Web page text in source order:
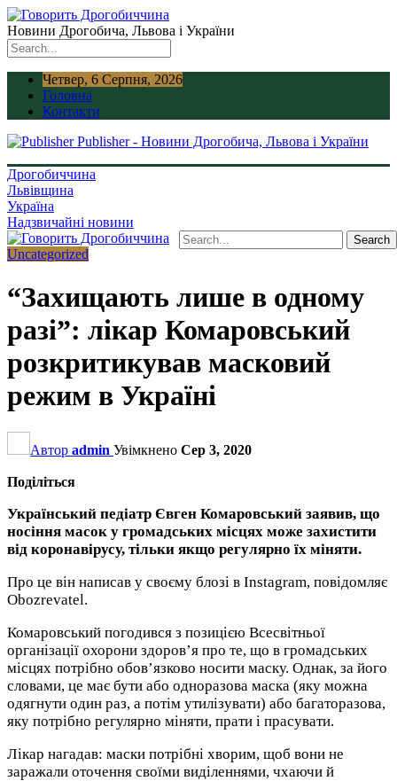
Новини Дрогобича, Львова і України
Четвер, 6 Серпня, 2026
Головна
Контакти
Publisher - Новини Дрогобича, Львова і України
Дрогобиччина
Львівщина
Україна
Надзвичайні новини
Uncategorized
“Захищають лише в одному
разі”: лікар Комаровський
розкритикував масковий
режим в Україні
Автор admin Увімкнено Сер 3, 2020
Поділіться
Український педіатр Євген Комаровський заявив, що
носіння масок у громадських місцях може захистити
від коронавірусу, тільки якщо регулярно їх міняти.
Про це він написав у своєму блозі в Instagram, повідомляє
Obozrevatel.
Комаровський погодився з позицією Всесвітньої
організації охорони здоров’я про те, що в громадських
місцях потрібно обов’язково носити маску. Однак, за його
словами, це має бути або одноразова маска (яку можна
одягнути один раз, а потім утилізувати) або багаторазова,
яку потрібно регулярно міняти, прати і прасувати.
Лікар нагадав: маски потрібні хворим, щоб вони не
заражали оточення своїми виділеннями, чхаючи й